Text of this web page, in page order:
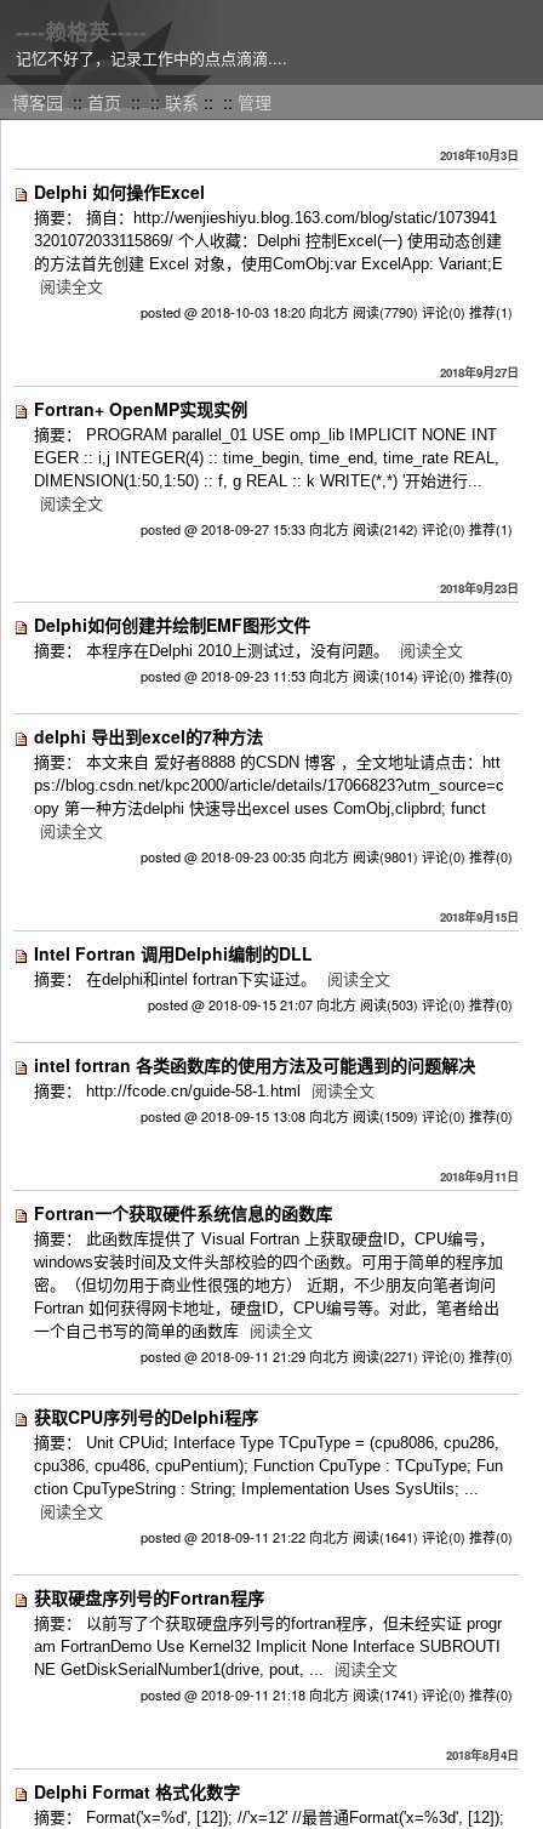
----赖格英-----
记忆不好了，记录工作中的点点滴滴....
博客园 :: 首页 :: ::联系 :: :: 管理
2018年10月3日
Delphi 如何操作Excel
摘要： 摘自：http://wenjieshiyu.blog.163.com/blog/static/1073941
3201072033115869/ 个人收藏：Delphi 控制Excel(一) 使用动态创建
的方法首先创建 Excel 对象，使用ComObj:var ExcelApp: Variant;E
阅读全文
posted @ 2018-10-03 18:20 向北方 阅读(7790) 评论(0) 推荐(1)
2018年9月27日
Fortran+ OpenMP实现实例
摘要： PROGRAM parallel_01 USE omp_lib IMPLICIT NONE INT
EGER :: i,j INTEGER(4) :: time_begin, time_end, time_rate REAL,
DIMENSION(1:50,1:50) :: f, g REAL :: k WRITE(*,*) '开始进行...
阅读全文
posted @ 2018-09-27 15:33 向北方 阅读(2142) 评论(0) 推荐(1)
2018年9月23日
Delphi如何创建并绘制EMF图形文件
摘要： 本程序在Delphi 2010上测试过，没有问题。 阅读全文
posted @ 2018-09-23 11:53 向北方 阅读(1014) 评论(0) 推荐(0)
delphi 导出到excel的7种方法
摘要： 本文来自 爱好者8888 的CSDN 博客 ，全文地址请点击：htt
ps://blog.csdn.net/kpc2000/article/details/17066823?utm_source=c
opy 第一种方法delphi 快速导出excel uses ComObj,clipbrd; funct
阅读全文
posted @ 2018-09-23 00:35 向北方 阅读(9801) 评论(0) 推荐(0)
2018年9月15日
Intel Fortran 调用Delphi编制的DLL
摘要： 在delphi和intel fortran下实证过。 阅读全文
posted @ 2018-09-15 21:07 向北方 阅读(503) 评论(0) 推荐(0)
intel fortran 各类函数库的使用方法及可能遇到的问题解决
摘要： http://fcode.cn/guide-58-1.html 阅读全文
posted @ 2018-09-15 13:08 向北方 阅读(1509) 评论(0) 推荐(0)
2018年9月11日
Fortran一个获取硬件系统信息的函数库
摘要： 此函数库提供了 Visual Fortran 上获取硬盘ID，CPU编号，
windows安装时间及文件头部校验的四个函数。可用于简单的程序加
密。（但切勿用于商业性很强的地方） 近期，不少朋友向笔者询问
Fortran 如何获得网卡地址，硬盘ID，CPU编号等。对此，笔者给出
一个自己书写的简单的函数库
阅读全文
posted @ 2018-09-11 21:29 向北方 阅读(2271) 评论(0) 推荐(0)
获取CPU序列号的Delphi程序
摘要： Unit CPUid; Interface Type TCpuType = (cpu8086, cpu286,
cpu386, cpu486, cpuPentium); Function CpuType : TCpuType; Fun
ction CpuTypeString : String; Implementation Uses SysUtils; ...
阅读全文
posted @ 2018-09-11 21:22 向北方 阅读(1641) 评论(0) 推荐(0)
获取硬盘序列号的Fortran程序
摘要： 以前写了个获取硬盘序列号的fortran程序，但未经实证 progr
am FortranDemo Use Kernel32 Implicit None Interface SUBROUTI
NE GetDiskSerialNumber1(drive, pout, ...
阅读全文
posted @ 2018-09-11 21:18 向北方 阅读(1741) 评论(0) 推荐(0)
2018年8月4日
Delphi Format 格式化数字
摘要： Format('x=%d', [12]); //'x=12' //最普通Format('x=%3d', [12]);